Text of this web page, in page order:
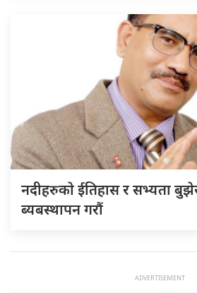
नदीहरुकाे ईतिहास र सभ्यता बुझेर
ब्यबस्थापन गराैं